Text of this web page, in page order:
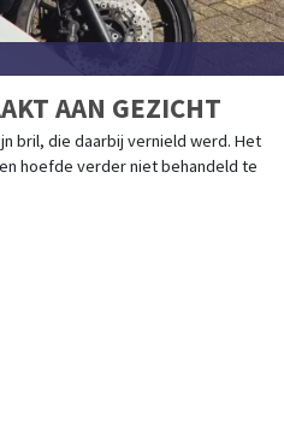
AAN GEZICHT
bril, die daarbij vernield werd. Het
hoefde verder niet behandeld te